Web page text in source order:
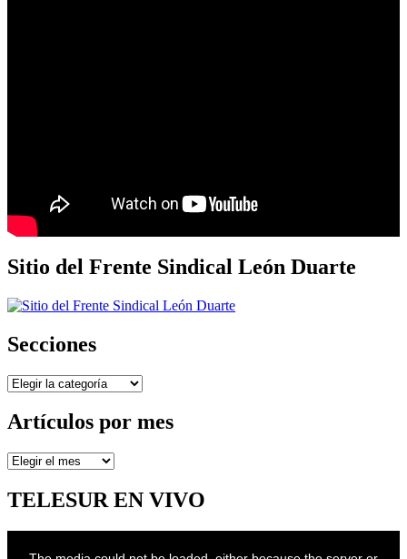
Sitio del Frente Sindical León Duarte
Secciones
Secciones
Artículos por mes
Artículos
mes
TELESUR EN VIVO